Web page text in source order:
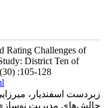
Rating Challenges of
Study: District Ten of
:105-128
زبردست اسفندیار،